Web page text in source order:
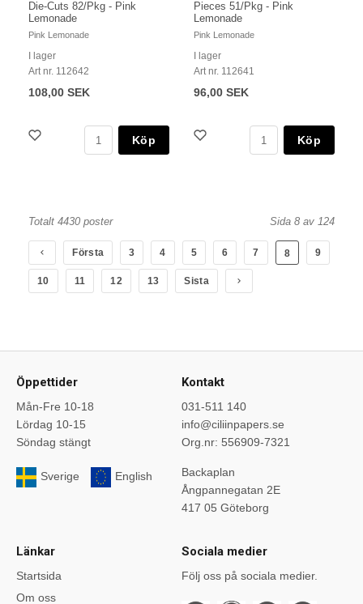
Die-Cuts 82/Pkg - Pink
Lemonade
Pink Lemonade
I lager
Art nr. 112642
108,00 SEK
Köp
Pieces 51/Pkg - Pink
Lemonade
Pink Lemonade
I lager
Art nr. 112641
96,00 SEK
Köp
Totalt 4430 poster Sida 8 av 124
Första 3 4 5 6 7 8 9
10 11 12 13 Sista
Öppettider
Mån-Fre 10-18
Lördag 10-15
Söndag stängt
Sverige English
Kontakt
031-511 140
info@ciliinpapers.se
Org.nr: 556909-7321
Backaplan
Ångpannegatan 2E
417 05 Göteborg
Länkar
Startsida
Om oss
Sociala medier
Följ oss på sociala medier.